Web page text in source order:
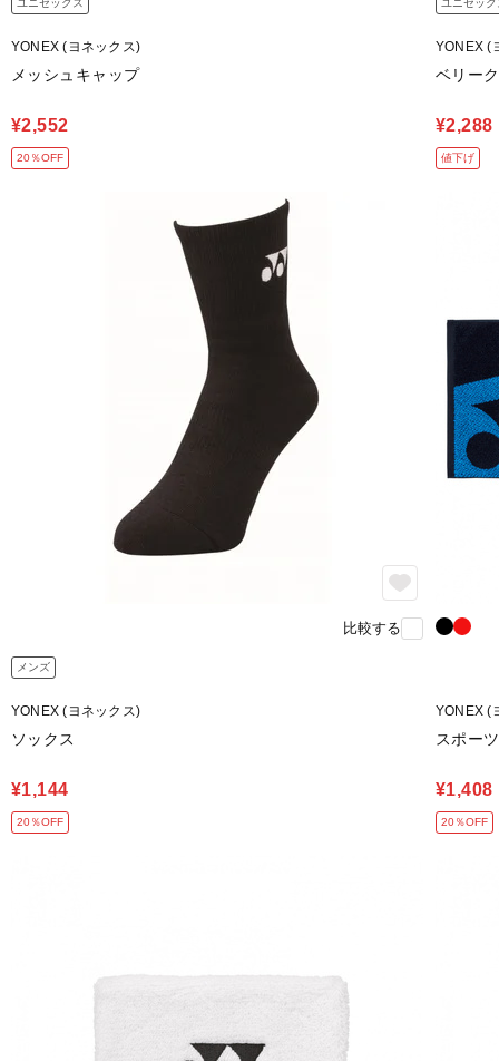
ユニセックス
YONEX (ヨネックス)
メッシュキャップ
¥2,552
20％OFF
ユニセック
YONEX (
ベリー
¥2,288
値下げ
比較する
メンズ
YONEX (ヨネックス)
ソックス
¥1,144
20％OFF
YONEX (
スポー
¥1,408
20％OFF